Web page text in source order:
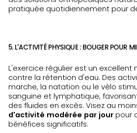
pratiquée quotidiennement pour
5. L'ACTIVITÉ PHYSIQUE : BOUGER POUR
L'exercice régulier est un excellent
contre la rétention d'eau. Des
marche, la natation ou le vélo
sanguine et lymphatique,
des fluides en excès. Visez au
d'activité modérée par jour pour
bénéfices significatifs.